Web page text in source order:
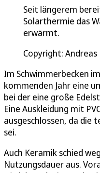
Seit längerem
Solarthermie das
erwärmt.
Copyright:
Im Schwimmerbecken
kommenden Jahr eine
bei der eine große
Eine Auskleidung mit
ausgeschlossen, da die
sei.
Auch Keramik schied
Nutzungsdauer aus.